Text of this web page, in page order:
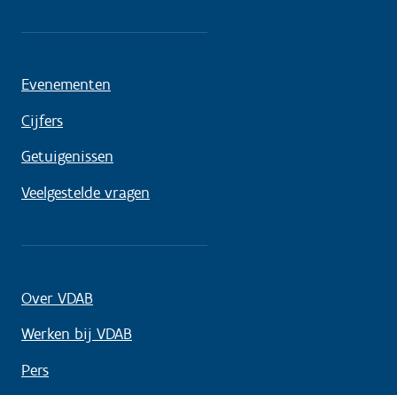
Evenementen
Cijfers
Getuigenissen
Veelgestelde vragen
Over VDAB
Werken bij VDAB
Pers